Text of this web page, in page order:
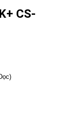
CS-